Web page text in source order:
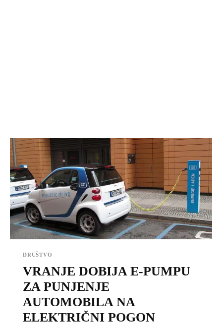
DRUŠTVO
VRANJE DOBIJA E-PUMPU
ZA PUNJENJE
AUTOMOBILA NA
ELEKTRIČNI POGON